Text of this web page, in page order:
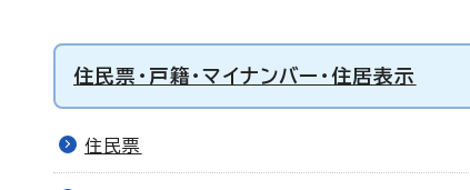
住民票・戸籍・マイナンバー・住居表示
住民票